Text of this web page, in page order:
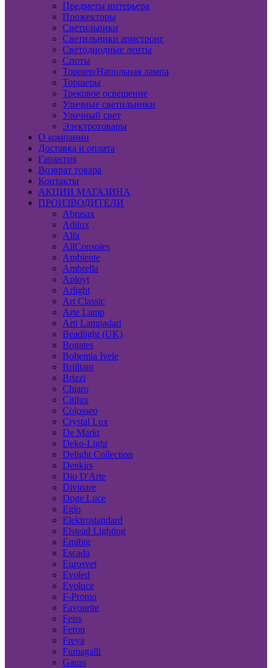
Предметы интерьера
Прожекторы
Светильники
Светильники армстронг
Светодиодные ленты
Споты
Торшер/Напольная лампа
Торшеры
Трековое освещение
Уличные светильники
Уличный свет
Электротовары
О компании
Доставка и оплата
Гарантия
Возврат товара
Контакты
АКЦИИ МАГАЗИНА
ПРОИЗВОДИТЕЛИ
Abrasax
Adilux
Alfa
AllConsoles
Ambiente
Ambrella
Aployt
Arlight
Art Classic
Arte Lamp
Arti Lampadari
Beadlight (UK)
Bogates
Bohemia Ivele
Brilliant
Brizzi
Chiaro
Citilux
Colosseo
Crystal Lux
De Markt
Deko-Light
Delight Collection
Denkirs
Dio D'Arte
Divinare
Doge Luce
Eglo
Elektrostandard
Elstead Lighting
Emibig
Escada
Eurosvet
Evoled
Evoluce
F-Promo
Favourite
Feiss
Feron
Freya
Fumagalli
Gauss